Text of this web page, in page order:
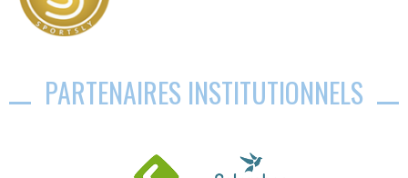
PARTENAIRES INSTITUTIONNELS